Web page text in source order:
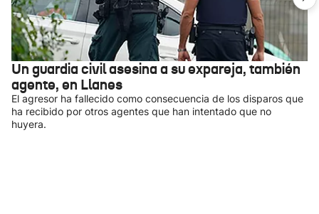
Un guardia civil asesina a su expareja, también
agente, en Llanes
El agresor ha fallecido como consecuencia de los disparos que
ha recibido por otros agentes que han intentado que no
huyera.